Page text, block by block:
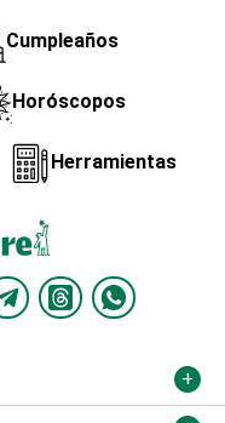
Cumpleaños
Horóscopos
Herramientas